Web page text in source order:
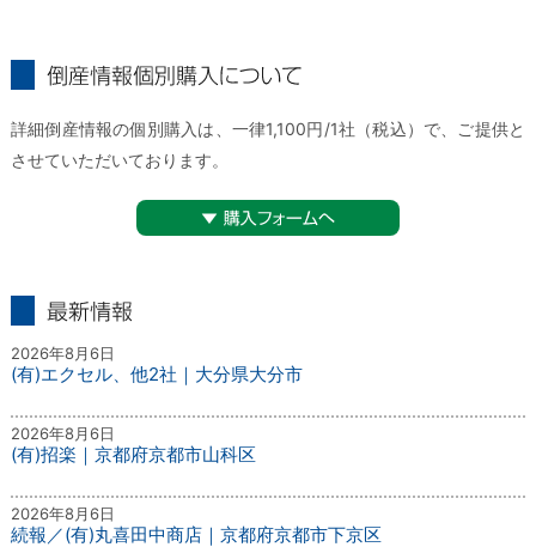
詳細倒産情報の個別購入は、一律1,100円/1社（税込）で、ご提供と
させていただいております。
2026年8月6日
(有)エクセル、他2社｜大分県大分市
2026年8月6日
(有)招楽｜京都府京都市山科区
2026年8月6日
続報／(有)丸喜田中商店｜京都府京都市下京区